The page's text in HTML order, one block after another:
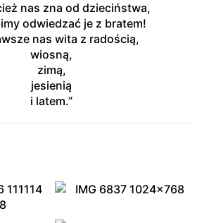
nas zna od dzieciństwa,
odwiedzać je z bratem!
nas wita z radością,
wiosną,
zimą,
jesienią
i latem.”